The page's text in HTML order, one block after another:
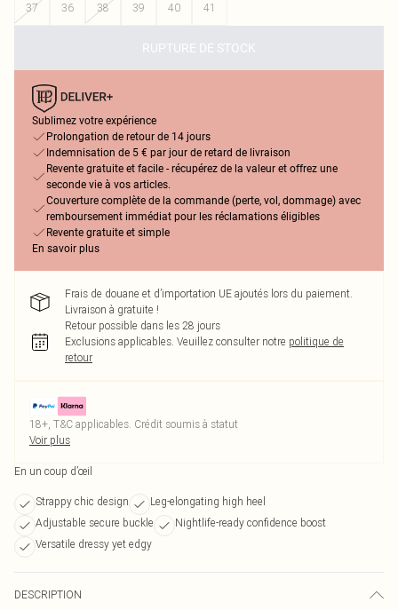
37
36 38 39 40 41
RUPTURE DE STOCK
Sublimez votre expérience
Prolongation de retour de 14 jours
Indemnisation de 5 € par jour de retard de livraison
Revente gratuite et facile - récupérez de la valeur et offrez une
seconde vie à vos articles.
Couverture complète de la commande (perte, vol, dommage) avec
remboursement immédiat pour les réclamations éligibles
Revente gratuite et simple
En savoir plus
Frais de douane et d’importation UE ajoutés lors du paiement.
Livraison à gratuite !
Retour possible dans les 28 jours
Exclusions applicables. Veuillez consulter notre politique de
retour
18+, T&C applicables. Crédit soumis à statut
Voir plus
En un coup d’œil
Strappy chic design
Leg-elongating high heel
Adjustable secure buckle
Nightlife-ready confidence boost
Versatile dressy yet edgy
DESCRIPTION